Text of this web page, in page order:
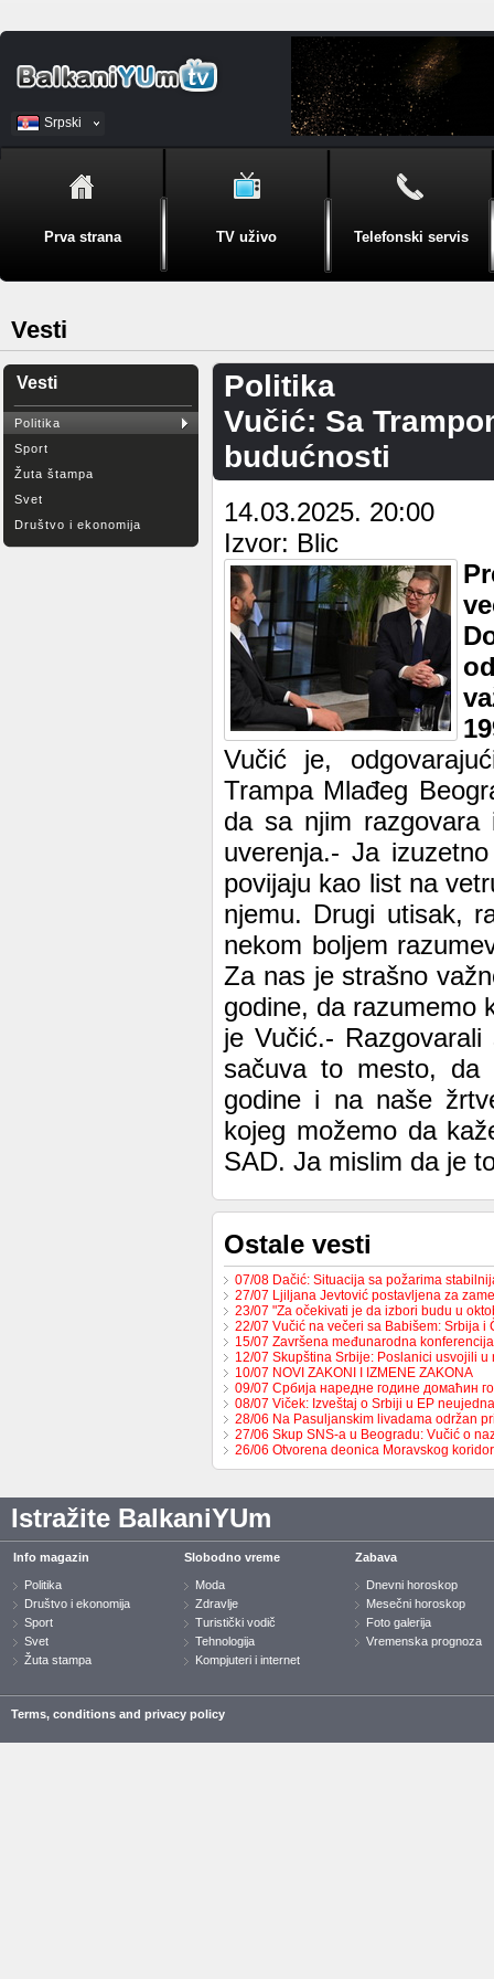
Srpski
BiH
Prva strana TV uživo Telefonski servis
Vesti
Vesti
Politika
Sport
Žuta štampa
Svet
Društvo i ekonomija
Politika
Vučić: Sa
budućnosti
14.03.2025. 20:00
Izvor: Blic
Vučić je,
Trampa Mlađeg
da sa njim
uverenja.- Ja
povijaju kao list na
njemu. Drugi utisak,
nekom boljem
Za nas je strašno
godine, da razumemo
je Vučić.-
sačuva to mesto,
godine i na naše
kojeg možemo da
SAD. Ja mislim da je
Ostale vesti
07/08 Dačić: Situacija sa požarima
27/07 Ljiljana Jevtović postavljena za
23/07 "Za očekivati je da izbori budu u
22/07 Vučić na večeri sa Babišem: Srbija
15/07 Završena međunarodna
12/07 Skupština Srbije: Poslanici usvojili
10/07 NOVI ZAKONI I IZMENE ZAKONA
09/07 Србија наредне године домаћин
08/07 Viček: Izveštaj o Srbiji u EP
28/06 Na Pasuljanskim livadama održan
27/06 Skup SNS-a u Beogradu: Vučić o
26/06 Otvorena deonica Moravskog
Istražite BalkaniYUm
Info magazin
Politika
Društvo i ekonomija
Sport
Svet
Žuta stampa
Slobodno vreme
Moda
Zdravlje
Turistički vodič
Tehnologija
Kompjuteri i internet
Zabava
Dnevni horoskop
Mesečni horoskop
Foto galerija
Vremenska prognoza
Terms, conditions and privacy policy